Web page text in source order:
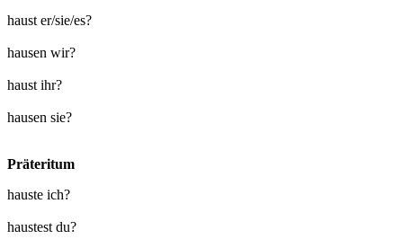
haust er/sie/es?
hausen wir?
haust ihr?
hausen sie?
Präteritum
hauste ich?
haustest du?